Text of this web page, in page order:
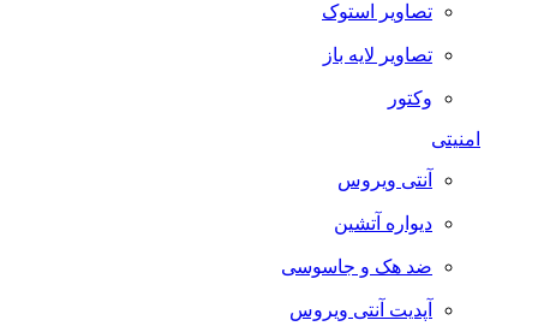
تصاویر استوک
تصاویر لایه باز
وکتور
امنیتی
آنتی ویروس
دیواره آتشین
ضد هک و جاسوسی
آپدیت آنتی ویروس